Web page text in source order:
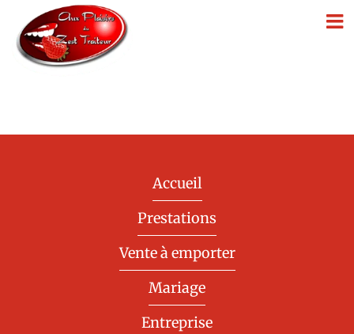
Passer
contenu
Accueil
Prestations
Vente à emporter
Mariage
Entreprise